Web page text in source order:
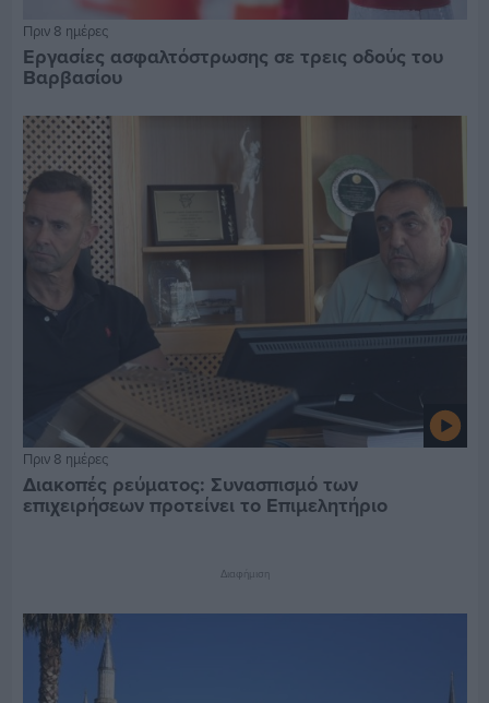
Πριν 8 ημέρες
Εργασίες ασφαλτόστρωσης σε τρεις οδούς του
Βαρβασίου
Πριν 8 ημέρες
Διακοπές ρεύματος: Συνασπισμό των
επιχειρήσεων προτείνει το Επιμελητήριο
Διαφήμιση